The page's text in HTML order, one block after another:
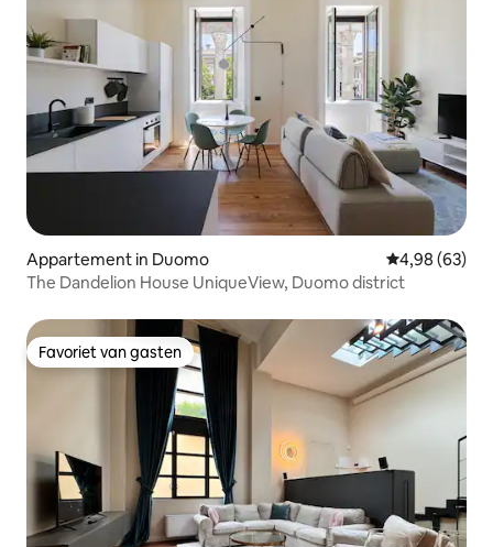
Appartement in Duomo Gemiddelde
4,98 (63)
The Dandelion House UniqueView, Duomo district
Favoriet van gasten
Favoriet van gasten